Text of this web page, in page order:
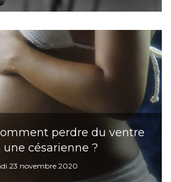
perdre du ventre
une césarienne ?
23 novembre 2020